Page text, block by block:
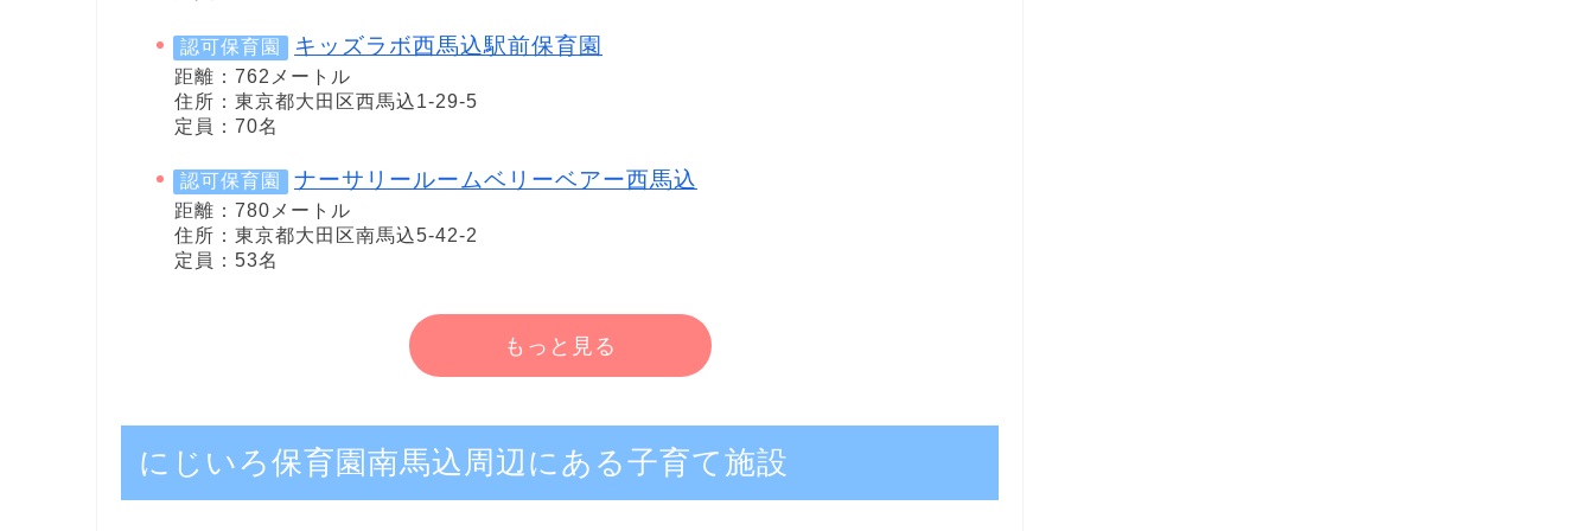
認可保育園 キッズラボ西馬込駅前保育園
距離：762メートル
住所：東京都大田区西馬込1-29-5
定員：70名
認可保育園 ナーサリールームベリーベアー西馬込
距離：780メートル
住所：東京都大田区南馬込5-42-2
定員：53名
もっと見る
にじいろ保育園南馬込周辺にある子育て施設